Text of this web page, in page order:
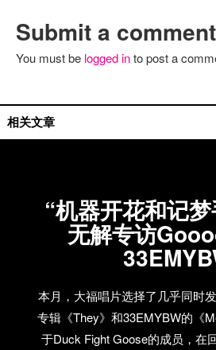
Submit a comment
You must be logged into post a
相关文章
“机器开花和记
无解专访
本月，大福唱片选择了几乎同时
专辑《They》和33EMYBW的《
于Duck Fight Goose的成员，在
国内艺人